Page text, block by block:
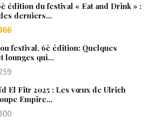
édition du festival « Eat and Drink » :
derniers…
festival, 6è édition: Quelques
lounges qui…
El Fitr 2025 : Les vœux de Ulrich
Empire…